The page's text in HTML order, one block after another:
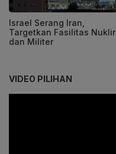
Israel Serang Iran,
Targetkan Fasilitas Nuklir
dan Militer
VIDEO PILIHAN